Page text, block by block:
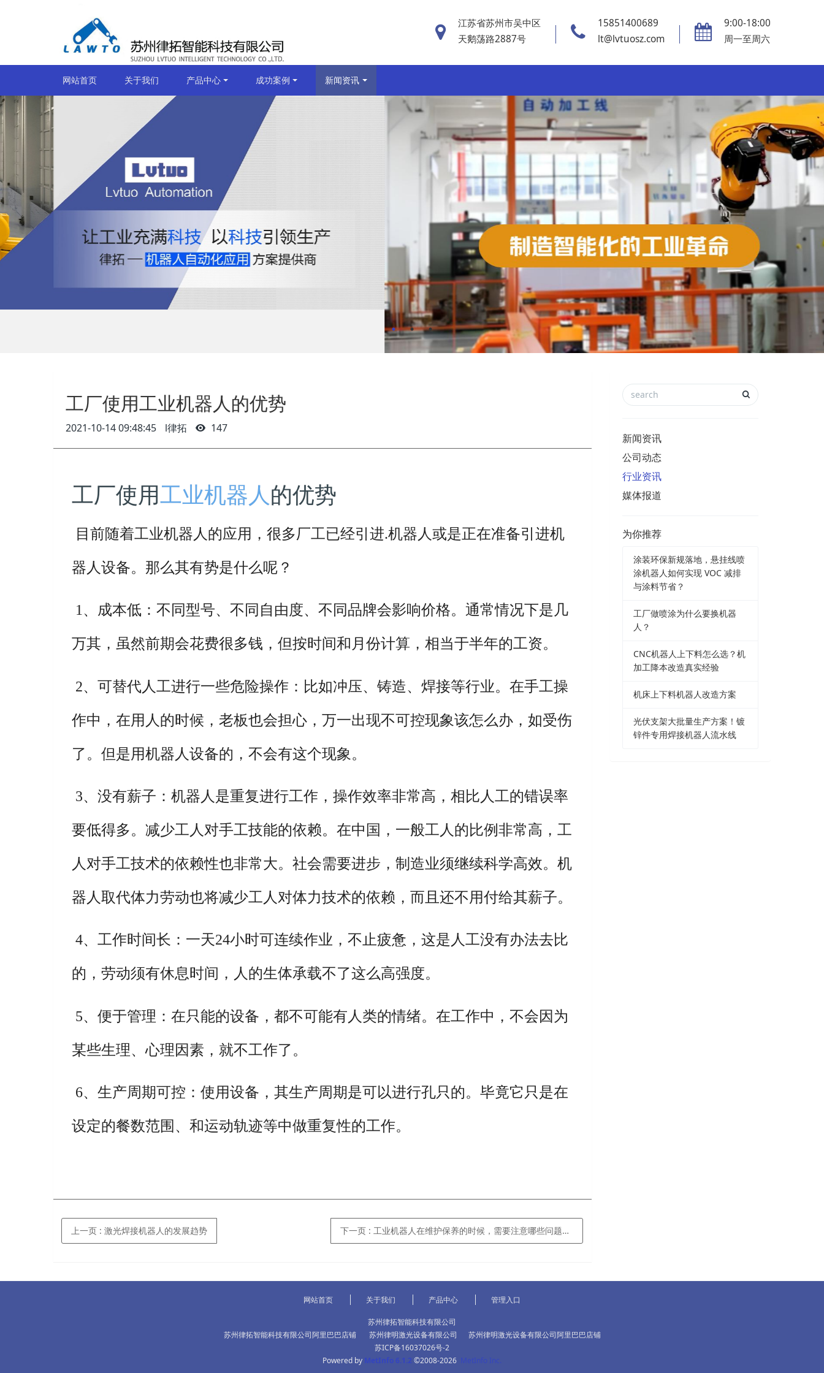
江苏省苏州市吴中区
天鹅荡路2887号
15851400689
lt@lvtuosz.com
9:00-18:00
周一至周六
网站首页 关于我们 产品中心 成功案例 新闻资讯
工厂使用工业机器人的优势
2021-10-14 09:48:45 l律拓 147
工厂使用工业机器人 的优势
目前随着工业机器人的应用，很多厂工已经引进.机器人或是正在准备引进机
器人设备。那么其有势是什么呢？
1、成本低：不同型号、不同自由度、不同品牌会影响价格。通常情况下是几
万其，虽然前期会花费很多钱，但按时间和月份计算，相当于半年的工资。
2、可替代人工进行一些危险操作：比如冲压、铸造、焊接等行业。在手工操
作中，在用人的时候，老板也会担心，万一出现不可控现象该怎么办，如受伤
了。但是用机器人设备的，不会有这个现象。
3、没有薪子：机器人是重复进行工作，操作效率非常高，相比人工的错误率
要低得多。减少工人对手工技能的依赖。在中国，一般工人的比例非常高，工
人对手工技术的依赖性也非常大。社会需要进步，制造业须继续科学高效。机
器人取代体力劳动也将减少工人对体力技术的依赖，而且还不用付给其薪子。
4、工作时间长：一天24小时可连续作业，不止疲惫，这是人工没有办法去比
的，劳动须有休息时间，人的生体承载不了这么高强度。
5、便于管理：在只能的设备，都不可能有人类的情绪。在工作中，不会因为
某些生理、心理因素，就不工作了。
6、生产周期可控：使用设备，其生产周期是可以进行孔只的。毕竟它只是在
设定的餐数范围、和运动轨迹等中做重复性的工作。
上一页 : 激光焊接机器人的发展趋势 下一页 : 工业机器人在维护保养的时候，需要注意哪些问题呢？
新闻资讯
公司动态
行业资讯
媒体报道
为你推荐
涂装环保新规落地，悬挂线喷
涂机器人如何实现 VOC 减排
与涂料节省？
工厂做喷涂为什么要换机器
人？
CNC机器人上下料怎么选？机
加工降本改造真实经验
机床上下料机器人改造方案
光伏支架大批量生产方案！镀
锌件专用焊接机器人流水线
网站首页 关于我们 产品中心 管理入口
苏州律拓智能科技有限公司
苏州律拓智能科技有限公司阿里巴巴店铺
苏州律明激光设备有限公司
苏州律明激光设备有限公司阿里巴巴店铺
苏ICP备16037026号-2
Powered by MetInfo 6.1.2 ©2008-2026 MetInfo Inc.